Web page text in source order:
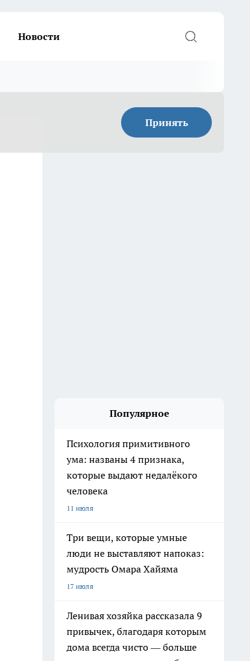
Новости
Принять
Популярное
Психология примитивного
ума: названы 4 признака,
которые выдают недалёкого
человека
11 июля
Три вещи, которые умные
люди не выставляют напоказ:
мудрость Омара Хайяма
17 июля
Ленивая хозяйка рассказала 9
привычек, благодаря которым
дома всегда чисто — больше